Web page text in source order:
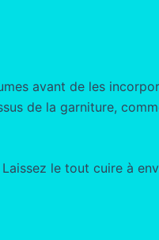
avant de les
de la garniture,
le tout cuire à